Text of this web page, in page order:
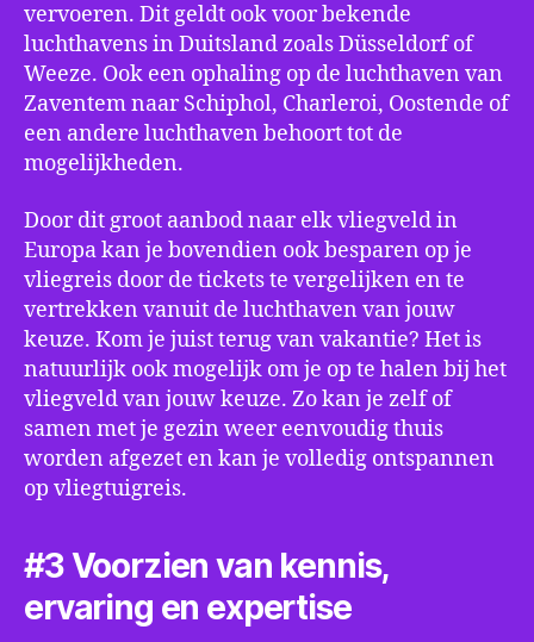
vervoeren. Dit geldt ook voor bekende
luchthavens in Duitsland zoals Düsseldorf of
Weeze. Ook een ophaling op de luchthaven van
Zaventem naar Schiphol, Charleroi, Oostende of
een andere luchthaven behoort tot de
mogelijkheden.
Door dit groot aanbod naar elk vliegveld in
Europa kan je bovendien ook besparen op je
vliegreis door de tickets te vergelijken en te
vertrekken vanuit de luchthaven van jouw
keuze. Kom je juist terug van vakantie? Het is
natuurlijk ook mogelijk om je op te halen bij het
vliegveld van jouw keuze. Zo kan je zelf of
samen met je gezin weer eenvoudig thuis
worden afgezet en kan je volledig ontspannen
op vliegtuigreis.
#3 Voorzien van kennis,
ervaring en expertise